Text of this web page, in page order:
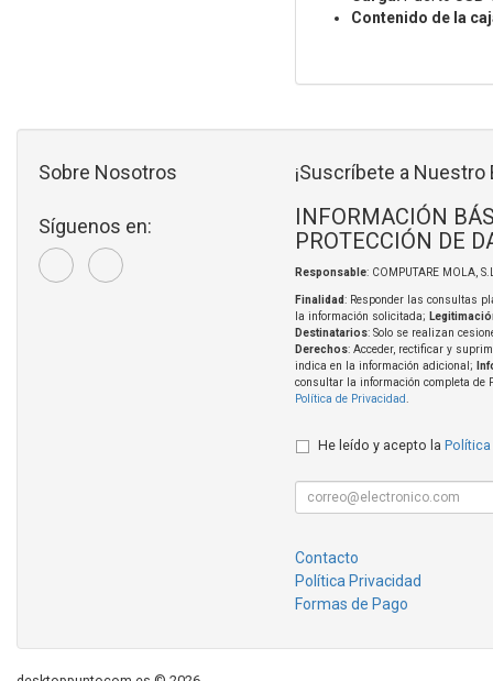
Contenido de la
Sobre Nosotros
Síguenos en:
¡Suscríbete a Nuestro
INFORMACIÓN
PROTECCIÓN DE
Responsable: COMPUTARE MOLA,
Finalidad: Responder las consultas
la información solicitada;
Destinatarios: Solo se realizan
Derechos: Acceder, rectificar y
indica en la información adicional;
consultar la información completa de
Política de Privacidad
He leído y acepto la Política
Contacto
Política Privacidad
Formas de Pago